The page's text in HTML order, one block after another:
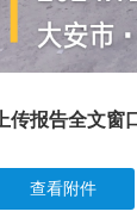
上传报告全文窗
查看附件